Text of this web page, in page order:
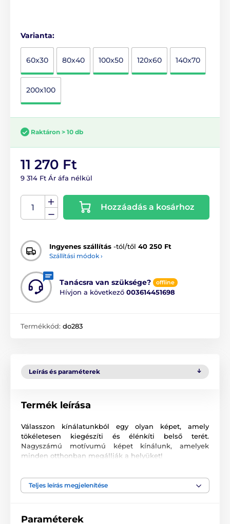
Varianta:
60x30 80x40 100x50 120x60 140x70
200x100
Raktáron > 10 db
11 270 Ft
9 314 Ft Ár áfa nélkül
Hozzáadás a kosárhoz
Ingyenes szállítás -tól/től 40 250 Ft
Szállítási módok ›
Tanácsra van szüksége? offline
Hívjon a következő 003614451698
Termékkód: do283
Leírás és paraméterek
Termék leírása
Válasszon kínálatunkból egy olyan képet, amely
tökéletesen kiegészíti és élénkíti belső terét.
Nagyszámú motívumú képet kínálunk, amelyek
minden otthonban megállják a helyüket!
Számunkra fontos a minőség, ezért képeinkhez nem
képünket súlyú
Teljes leírás megjelenítése
Paraméterek